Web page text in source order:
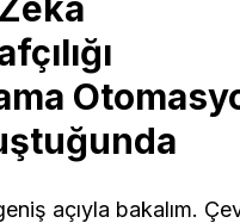
açıyla bakalım.